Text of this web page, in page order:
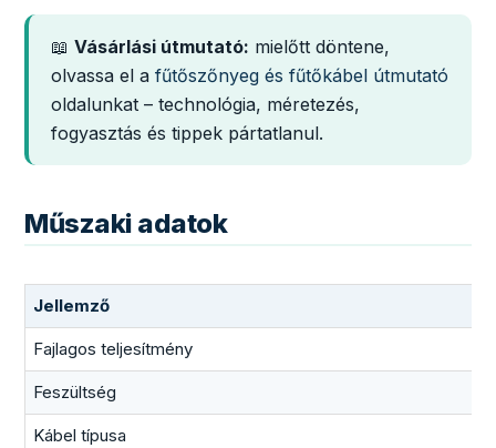
📖 Vásárlási útmutató: mielőtt döntene,
olvassa el a fűtőszőnyeg és fűtőkábel útmutató
oldalunkat – technológia, méretezés,
fogyasztás és tippek pártatlanul.
Műszaki adatok
Jellemző
Fajlagos teljesítmény
Feszültség
Kábel típusa